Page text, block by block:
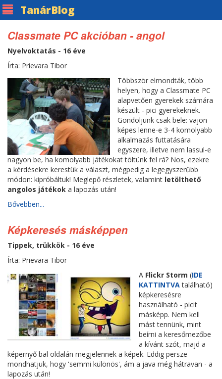
TanárBlog
Classmate PC akcióban - angol
Nyelvoktatás - 16 éve
Írta: Prievara Tibor
Többször elmondták, több
helyen, hogy a Classmate PC
alapvetően gyerekek számára
készült - pici gyerekeknek.
Gondoljunk csak bele: vajon
képes lenne-e 3-4 komolyabb
alkalmazás futtatására
egyszere, illetve nem lassul-e
nagyon be, ha komolyabb játékokat töltünk fel rá? Nos, ezekre
a kérdésekre kerestük a választ, mégpedig a legegyszerűbb
módon: kipróbáltuk! Meglepő részletek, valamint letölthető
angolos játékok a lapozás után!
Bővebben...
Képkeresés másképpen
Tippek, trükkök - 16 éve
Írta: Prievara Tibor
A Flickr Storm (IDE
KATTINTVAtalálható)
képkeresésre
használható - picit
másképp. Nem kell
mást tennünk, mint
beírni a keresőmezőbe
a kívánt szót, majd a
képernyő bal oldalán megjelennek a képek. Eddig persze
mondhatjuk, hogy 'semmi különös', ám a java még hátravan - a
lapozás után!